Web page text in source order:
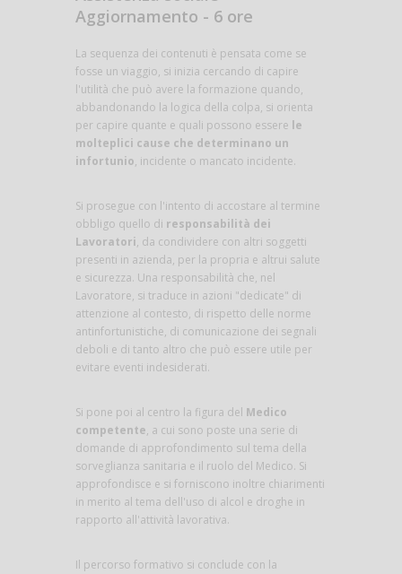
Aggiornamento - 6 ore
La sequenza dei contenuti è pensata come se
fosse un viaggio, si inizia cercando di capire
l'utilità che può avere la formazione quando,
abbandonando la logica della colpa, si orienta
per capire quante e quali possono essere le
molteplici cause che determinano un
infortunio, incidente o mancato incidente.
Si prosegue con l'intento di accostare al termine
obbligo quello di responsabilità dei
Lavoratori, da condividere con altri soggetti
presenti in azienda, per la propria e altrui salute
e sicurezza. Una responsabilità che, nel
Lavoratore, si traduce in azioni "dedicate" di
attenzione al contesto, di rispetto delle norme
antinfortunistiche, di comunicazione dei segnali
deboli e di tanto altro che può essere utile per
evitare eventi indesiderati.
Si pone poi al centro la figura del Medico
competente, a cui sono poste una serie di
domande di approfondimento sul tema della
sorveglianza sanitaria e il ruolo del Medico. Si
approfondisce e si forniscono inoltre chiarimenti
in merito al tema dell'uso di alcol e droghe in
rapporto all'attività lavorativa.
Il percorso formativo si conclude con la